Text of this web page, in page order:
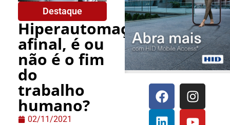
Destaque
Hiperautomação:
afinal, é ou
não é o fim
do
trabalho
humano?
02/11/2021